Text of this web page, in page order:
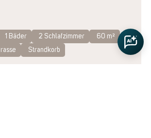
1 Bäder 2 Schlafzimmer
60 m²
Strandkorb